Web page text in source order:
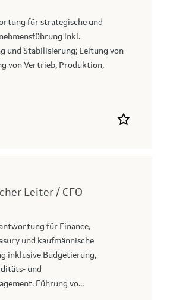
für strategische und
inkl.
und Stabilisierung; Leitung von
von Vertrieb, Produktion,
Leiter / CFO
für Finance,
und kaufmännische
inklusive Budgetierung,
und
Führung vo...